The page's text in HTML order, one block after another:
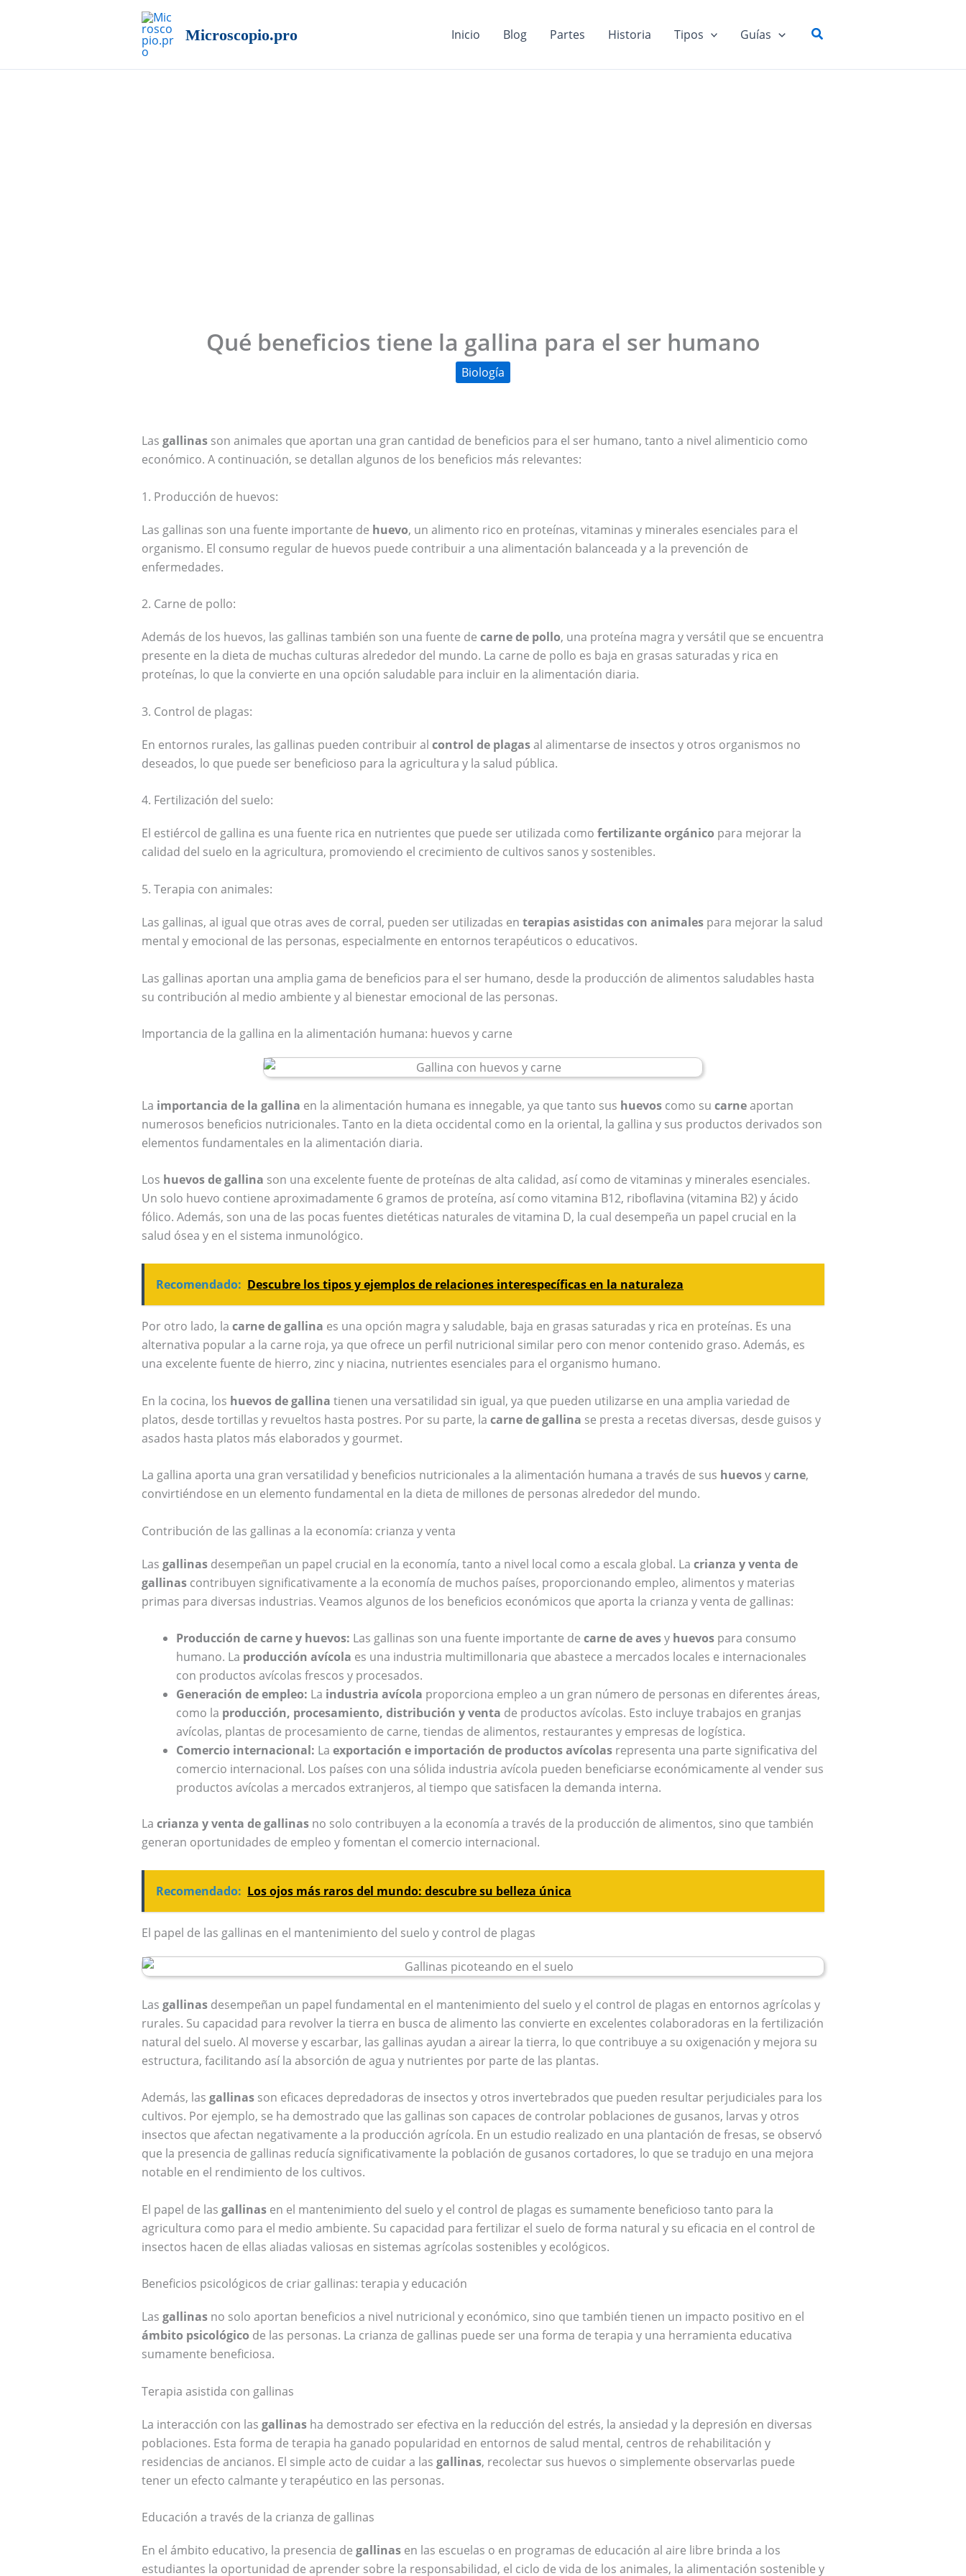
Microscopio.pro Inicio Blog Partes Historia Tipos Guías Buscar
Qué beneficios tiene la gallina para el ser humano
Biología
Las gallinas son animales que aportan una gran cantidad de beneficios para el ser humano, tanto a nivel alimenticio como
económico. A continuación, se detallan algunos de los beneficios más relevantes:
1. Producción de huevos:
Las gallinas son una fuente importante de huevo, un alimento rico en proteínas, vitaminas y minerales esenciales para el
organismo. El consumo regular de huevos puede contribuir a una alimentación balanceada y a la prevención de
enfermedades.
2. Carne de pollo:
Además de los huevos, las gallinas también son una fuente de carne de pollo, una proteína magra y versátil que se encuentra
presente en la dieta de muchas culturas alrededor del mundo. La carne de pollo es baja en grasas saturadas y rica en
proteínas, lo que la convierte en una opción saludable para incluir en la alimentación diaria.
3. Control de plagas:
En entornos rurales, las gallinas pueden contribuir al control de plagasal alimentarse de insectos y otros organismos no
deseados, lo que puede ser beneficioso para la agricultura y la salud pública.
4. Fertilización del suelo:
El estiércol de gallina es una fuente rica en nutrientes que puede ser utilizada como fertilizante orgánico para mejorar la
calidad del suelo en la agricultura, promoviendo el crecimiento de cultivos sanos y sostenibles.
5. Terapia con animales:
Las gallinas, al igual que otras aves de corral, pueden ser utilizadas en terapias asistidas con animales para mejorar la salud
mental y emocional de las personas, especialmente en entornos terapéuticos o educativos.
Las gallinas aportan una amplia gama de beneficios para el ser humano, desde la producción de alimentos saludables hasta
su contribución al medio ambiente y al bienestar emocional de las personas.
Importancia de la gallina en la alimentación humana: huevos y carne
La importancia de la gallina en la alimentación humana es innegable, ya que tanto sus huevos como su carneaportan
numerosos beneficios nutricionales. Tanto en la dieta occidental como en la oriental, la gallina y sus productos derivados son
elementos fundamentales en la alimentación diaria.
Los huevos de gallina son una excelente fuente de proteínas de alta calidad, así como de vitaminas y minerales esenciales.
Un solo huevo contiene aproximadamente 6 gramos de proteína, así como vitamina B12, riboflavina (vitamina B2) y ácido
fólico. Además, son una de las pocas fuentes dietéticas naturales de vitamina D, la cual desempeña un papel crucial en la
salud ósea y en el sistema inmunológico.
Recomendado: Descubre los tipos y ejemplos de relaciones interespecíficas en la naturaleza
Por otro lado, la carne de gallina es una opción magra y saludable, baja en grasas saturadas y rica en proteínas. Es una
alternativa popular a la carne roja, ya que ofrece un perfil nutricional similar pero con menor contenido graso. Además, es
una excelente fuente de hierro, zinc y niacina, nutrientes esenciales para el organismo humano.
En la cocina, los huevos de gallina tienen una versatilidad sin igual, ya que pueden utilizarse en una amplia variedad de
platos, desde tortillas y revueltos hasta postres. Por su parte, la carne de gallina se presta a recetas diversas, desde guisos y
asados hasta platos más elaborados y gourmet.
La gallina aporta una gran versatilidad y beneficios nutricionales a la alimentación humana a través de sus huevosycarne,
convirtiéndose en un elemento fundamental en la dieta de millones de personas alrededor del mundo.
Contribución de las gallinas a la economía: crianza y venta
Las gallinas desempeñan un papel crucial en la economía, tanto a nivel local como a escala global. La crianza y venta de
gallinas contribuyen significativamente a la economía de muchos países, proporcionando empleo, alimentos y materias
primas para diversas industrias. Veamos algunos de los beneficios económicos que aporta la crianza y venta de gallinas:
Producción de carne y huevos: Las gallinas son una fuente importante de carne de avesy huevos para consumo
humano. La producción avícola es una industria multimillonaria que abastece a mercados locales e internacionales
con productos avícolas frescos y procesados.
Generación de empleo: La industria avícola proporciona empleo a un gran número de personas en diferentes áreas,
como la producción, procesamiento, distribución y venta de productos avícolas. Esto incluye trabajos en granjas
avícolas, plantas de procesamiento de carne, tiendas de alimentos, restaurantes y empresas de logística.
Comercio internacional: La exportación e importación de productos avícolas representa una parte significativa del
comercio internacional. Los países con una sólida industria avícola pueden beneficiarse económicamente al vender sus
productos avícolas a mercados extranjeros, al tiempo que satisfacen la demanda interna.
La crianza y venta de gallinas no solo contribuyen a la economía a través de la producción de alimentos, sino que también
generan oportunidades de empleo y fomentan el comercio internacional.
Recomendado: Los ojos más raros del mundo: descubre su belleza única
El papel de las gallinas en el mantenimiento del suelo y control de plagas
Las gallinas desempeñan un papel fundamental en el mantenimiento del suelo y el control de plagas en entornos agrícolas y
rurales. Su capacidad para revolver la tierra en busca de alimento las convierte en excelentes colaboradoras en la fertilización
natural del suelo. Al moverse y escarbar, las gallinas ayudan a airear la tierra, lo que contribuye a su oxigenación y mejora su
estructura, facilitando así la absorción de agua y nutrientes por parte de las plantas.
Además, las gallinas son eficaces depredadoras de insectos y otros invertebrados que pueden resultar perjudiciales para los
cultivos. Por ejemplo, se ha demostrado que las gallinas son capaces de controlar poblaciones de gusanos, larvas y otros
insectos que afectan negativamente a la producción agrícola. En un estudio realizado en una plantación de fresas, se observó
que la presencia de gallinas reducía significativamente la población de gusanos cortadores, lo que se tradujo en una mejora
notable en el rendimiento de los cultivos.
El papel de las gallinas en el mantenimiento del suelo y el control de plagas es sumamente beneficioso tanto para la
agricultura como para el medio ambiente. Su capacidad para fertilizar el suelo de forma natural y su eficacia en el control de
insectos hacen de ellas aliadas valiosas en sistemas agrícolas sostenibles y ecológicos.
Beneficios psicológicos de criar gallinas: terapia y educación
Las gallinas no solo aportan beneficios a nivel nutricional y económico, sino que también tienen un impacto positivo en el
ámbito psicológico de las personas. La crianza de gallinas puede ser una forma de terapia y una herramienta educativa
sumamente beneficiosa.
Terapia asistida con gallinas
La interacción con las gallinas ha demostrado ser efectiva en la reducción del estrés, la ansiedad y la depresión en diversas
poblaciones. Esta forma de terapia ha ganado popularidad en entornos de salud mental, centros de rehabilitación y
residencias de ancianos. El simple acto de cuidar a las gallinas, recolectar sus huevos o simplemente observarlas puede
tener un efecto calmante y terapéutico en las personas.
Educación a través de la crianza de gallinas
En el ámbito educativo, la presencia de gallinas en las escuelas o en programas de educación al aire libre brinda a los
estudiantes la oportunidad de aprender sobre la responsabilidad, el ciclo de vida de los animales, la alimentación sostenible y